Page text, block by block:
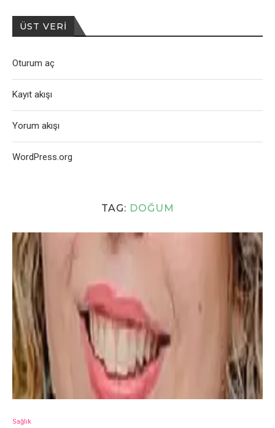
TAG: DOĞUM
Sağlık
ÜST VERI
Oturum aç
Kayıt akışı
Yorum akışı
WordPress.org